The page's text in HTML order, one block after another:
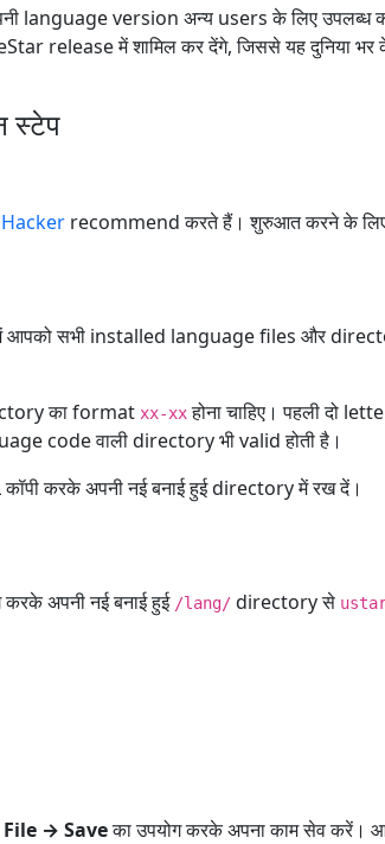
language version अन्य users के लिए उपलब्ध
release में शामिल कर देंगे, जिससे यह दुनिया
स्टेप
recommend करते हैं। शुरुआत करने के
आपको सभी installed language files और
का format xx-xxहोना चाहिए। पहली दो
code वाली directory भी valid होती है।
करके अपनी नई बनाई हुई directory में रख दें।
करके अपनी नई बनाई हुई /lang/ directory से
File → Saveका उपयोग करके अपना काम सेव करें।